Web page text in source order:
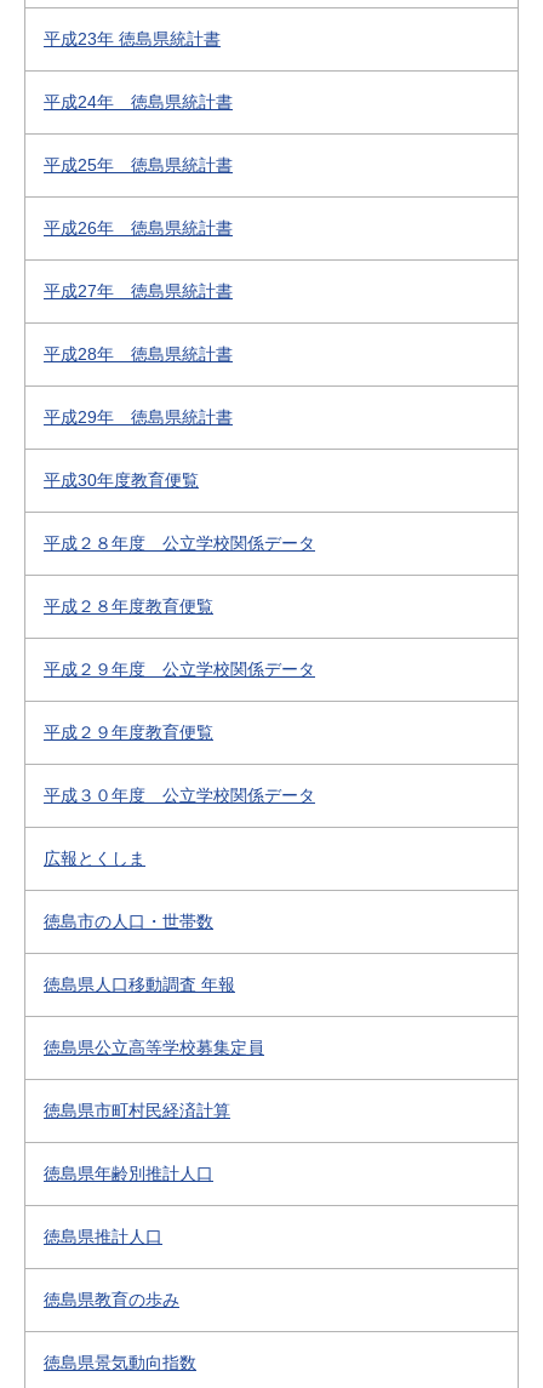
平成23年 徳島県統計書
平成24年 徳島県統計書
平成25年 徳島県統計書
平成26年 徳島県統計書
平成27年 徳島県統計書
平成28年 徳島県統計書
平成29年 徳島県統計書
平成30年度教育便覧
平成２８年度 公立学校関係データ
平成２８年度教育便覧
平成２９年度 公立学校関係データ
平成２９年度教育便覧
平成３０年度 公立学校関係データ
広報とくしま
徳島市の人口・世帯数
徳島県人口移動調査 年報
徳島県公立高等学校募集定員
徳島県市町村民経済計算
徳島県年齢別推計人口
徳島県推計人口
徳島県教育の歩み
徳島県景気動向指数